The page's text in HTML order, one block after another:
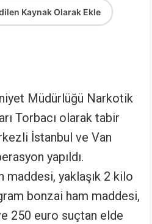
Kaynak Olarak Ekle
Müdürlüğü Narkotik
Torbacı olarak tabir
İstanbul ve Van
yapıldı.
yaklaşık 2 kilo
bonzai ham maddesi,
250 euro suçtan elde